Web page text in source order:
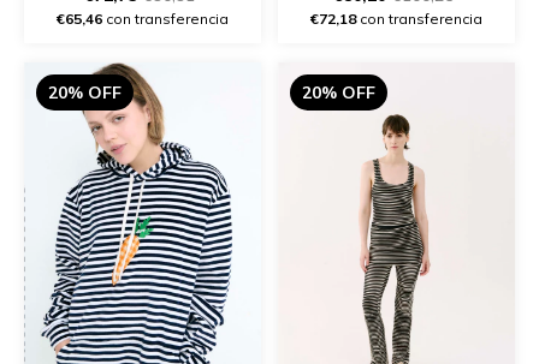
€65,46 con transferencia €72,18con transferencia
20% OFF 20% OFF